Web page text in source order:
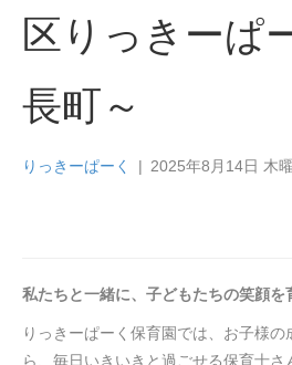
区りっきーぱ
長町～
りっきーぱーく | 2025年8月14日 木
私たちと一緒に、子どもたちの笑顔を
りっきーぱーく保育園では、お子様
ら、毎日いきいきと過ごせる保育士さ